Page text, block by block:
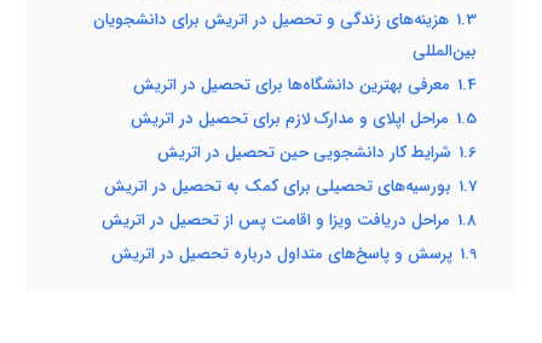
1.3 هزینه‌های زندگی و تحصیل در اتریش برای دانشجویان
بین‌المللی
1.4 معرفی بهترین دانشگاه‌ها برای تحصیل در اتریش
1.5 مراحل اپلای و مدارک لازم برای تحصیل در اتریش
1.6 شرایط کار دانشجویی حین تحصیل در اتریش
1.7 بورسیه‌های تحصیلی برای کمک به تحصیل در اتریش
1.8 مراحل دریافت ویزا و اقامت پس از تحصیل در اتریش
1.9 پرسش و پاسخ‌های متداول درباره تحصیل در اتریش